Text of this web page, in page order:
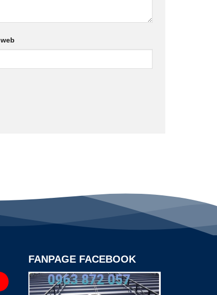
FANPAGE FACEBOOK